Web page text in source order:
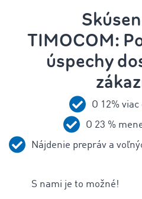
TIMOCOM:
úspechy
O 12%
O 23 %
Nájdenie prepráv a
S nami je to možné!